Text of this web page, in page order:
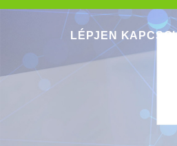
LÉPJEN